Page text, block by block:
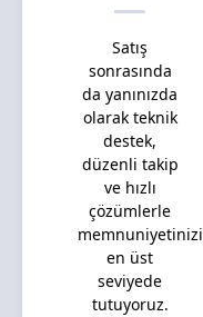
Satış
sonrasında
da yanınızda
olarak teknik
destek,
düzenli takip
ve hızlı
çözümlerle
memnuniyetinizi
en üst
seviyede
tutuyoruz.